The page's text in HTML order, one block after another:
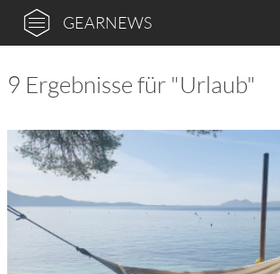
GEARNEWS
9 Ergebnisse für "Urlaub"